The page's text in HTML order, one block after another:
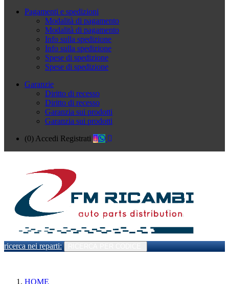
Pagamenti e spedizioni
Modalità di pagamento
Modalità di pagamento
Info sulla spedizione
Info sulla spedizione
Spese di spedizione
Spese di spedizione
Garanzie
Diritto di recesso
Diritto di recesso
Garanzia sui prodotti
Garanzia sui prodotti
(0) Accedi Registrati
ricerca nei reparti:
HOME